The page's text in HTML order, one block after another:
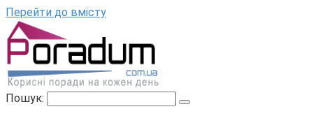
Перейти до вмісту
Пошук: